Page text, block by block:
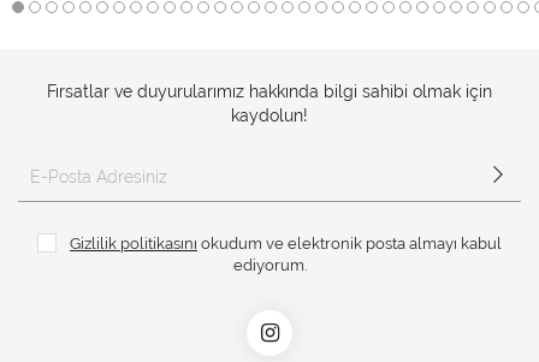
Fırsatlar ve duyurularımız hakkında bilgi sahibi olmak için
kaydolun!
Gizlilik politikasını okudum ve elektronik posta almayı kabul
ediyorum.